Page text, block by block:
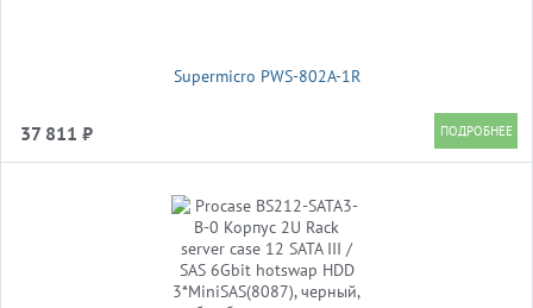
Supermicro PWS-802A-1R
37 811 ₽